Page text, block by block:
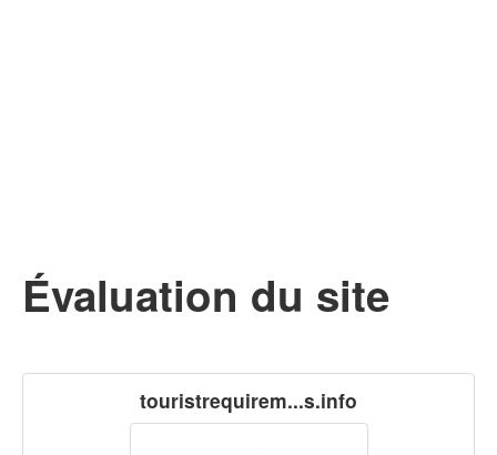
Évaluation du site
touristrequirem...s.info